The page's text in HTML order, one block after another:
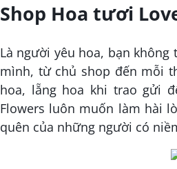
Shop Hoa tươi
Là người yêu hoa, bạn
mình, từ chủ shop đến mỗi
hoa, lẵng hoa khi trao gửi
Flowers luôn muốn làm hài
quên của những người có